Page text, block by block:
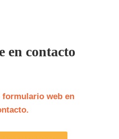
en contacto
formulario web en